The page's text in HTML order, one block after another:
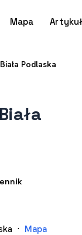
Mapa
Podlaska
· Mapa